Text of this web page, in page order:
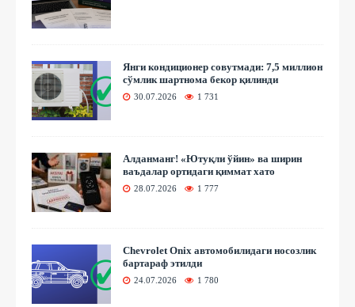
Янги кондиционер совутмади: 7,5 миллион
сўмлик шартнома бекор қилинди
30.07.2026 1 731
Алданманг! «Ютуқли ўйин» ва ширин
ваъдалар ортидаги қиммат хато
28.07.2026 1 777
Chevrolet Onix автомобилидаги носозлик
бартараф этилди
24.07.2026 1 780